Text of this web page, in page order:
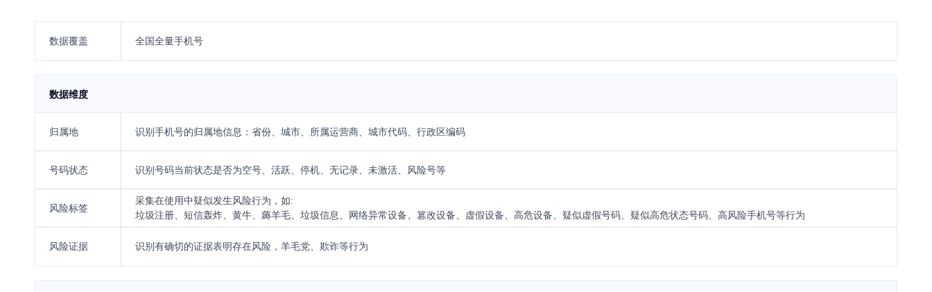
数据覆盖 全国全量手机号
数据维度
归属地 识别手机号的归属地信息：省份、城市、所属运营商、城市代码、行政区编码
号码状态 识别号码当前状态是否为空号、活跃、停机、无记录、未激活、风险号等
风险标签
采集在使用中疑似发生风险行为，如:
垃圾注册、短信轰炸、黄牛、薅羊毛、垃圾信息、网络异常设备、篡改设备、虚假设备、高危设备、疑似虚假号码、疑似高危状态号码、高风险手机号等行为
风险证据 识别有确切的证据表明存在风险，羊毛党、欺诈等行为